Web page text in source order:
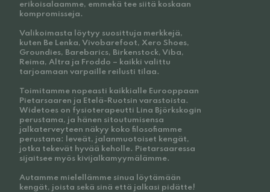
erikoisalaamme, emmekä tee siitä koskaan
kompromisseja.
Valikoimasta löytyy suosittuja merkkejä,
kuten Be Lenka, Vivobarefoot, Xero Shoes,
Groundies, Barebarics, Birkenstock, Viba,
Reima, Altra ja Froddo – kaikki valittu
tarjoamaan varpaille reilusti tilaa.
Toimitamme nopeasti kaikkialle Eurooppaan
Pietarsaaren ja Etelä-Ruotsin varastoista.
Widetoes on fysioterapeutti Lina Björkskogin
perustama, ja hänen sitoutumisensa
jalkaterveyteen näkyy koko filosofiamme
perustana: leveät, jalanmuotoiset kengät,
jotka tekevät hyvää keholle. Pietarsaaressa
sijaitsee myös kivijalkamyymälämme.
Autamme mielellämme sinua löytämään
kengät, joista sekä sinä että jalkasi pidätte!